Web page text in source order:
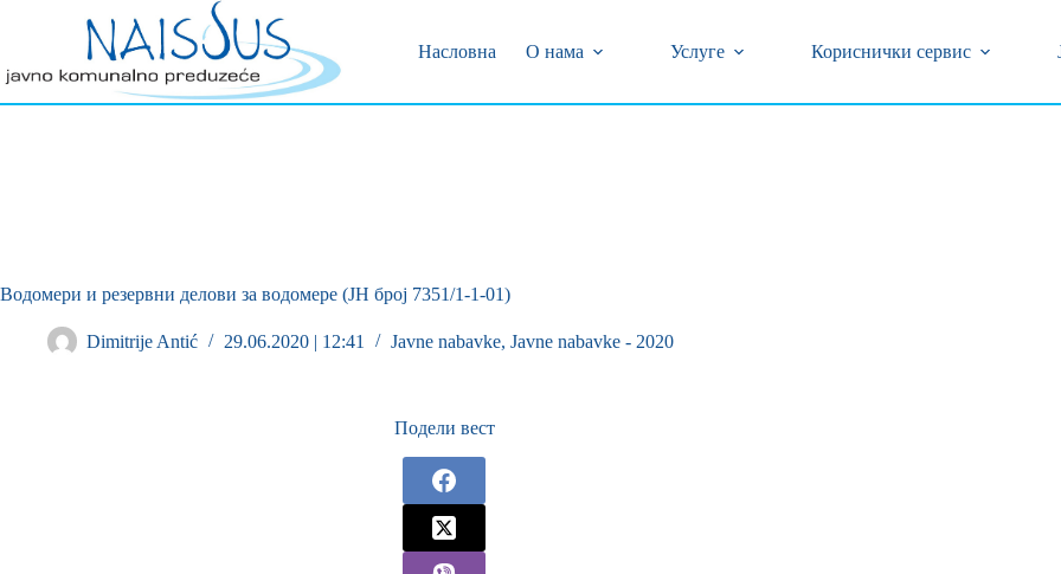
Насловна
О нама Услуге Кориснички сервис
Водомери и резервни делови за водомере (ЈН број 7351/1-1-01)
Dimitrije Antić 29.06.2020 | 12:41 Javne nabavke, Javne nabavke - 2020
Подели вест